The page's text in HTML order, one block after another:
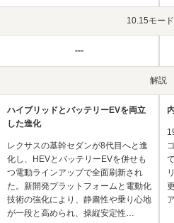
10.15モー
---
解説
ハイブリッドとバッテリーEVを両立
した進化
レクサスの基幹セダンが8代目へと進
化し、HEVとバッテリーEVを併せも
つ電動ラインアップで全面刷新され
た。新開発プラットフォームと電動化
技術の強化により、静粛性や乗り心地
が一段と高められ、操縦安定性…